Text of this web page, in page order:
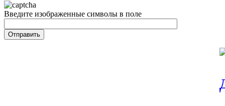
Введите изображенные символы в поле